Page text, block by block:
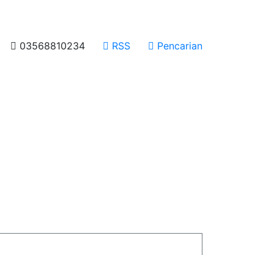
03568810234 RSS Pencarian